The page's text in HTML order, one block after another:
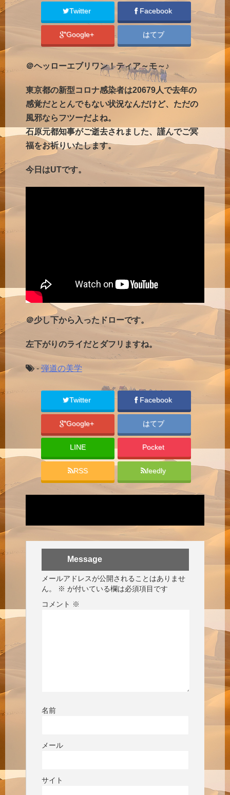
Twitter Facebook
Google+ はてブ
＠ヘッローエブリワン！ティア～モ～♪
東京都の新型コロナ感染者は20679人で去年の
感覚だととんでもない状況なんだけど、ただの
風邪ならフツーだよね。
石原元都知事がご逝去されました、謹んでご冥
福をお祈りいたします。
今日はUTです。
＠少し下から入ったドローです。
左下がりのライだとダフリますね。
- 弾道の美学
Twitter Facebook
Google+ はてブ
LINE Pocket
RSS feedly
Message
メールアドレスが公開されることはありませ
ん。
※ が付いている欄は必須項目です
コメント ※
名前
メール
サイト